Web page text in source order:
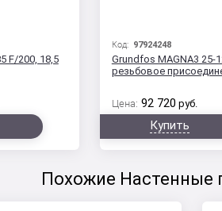
F/200, 18,5
Код: 97924248
Grundfos MAGNA3 25-
резьбовое
Цена: 92 720 руб.
Купить
Похожие Настенные